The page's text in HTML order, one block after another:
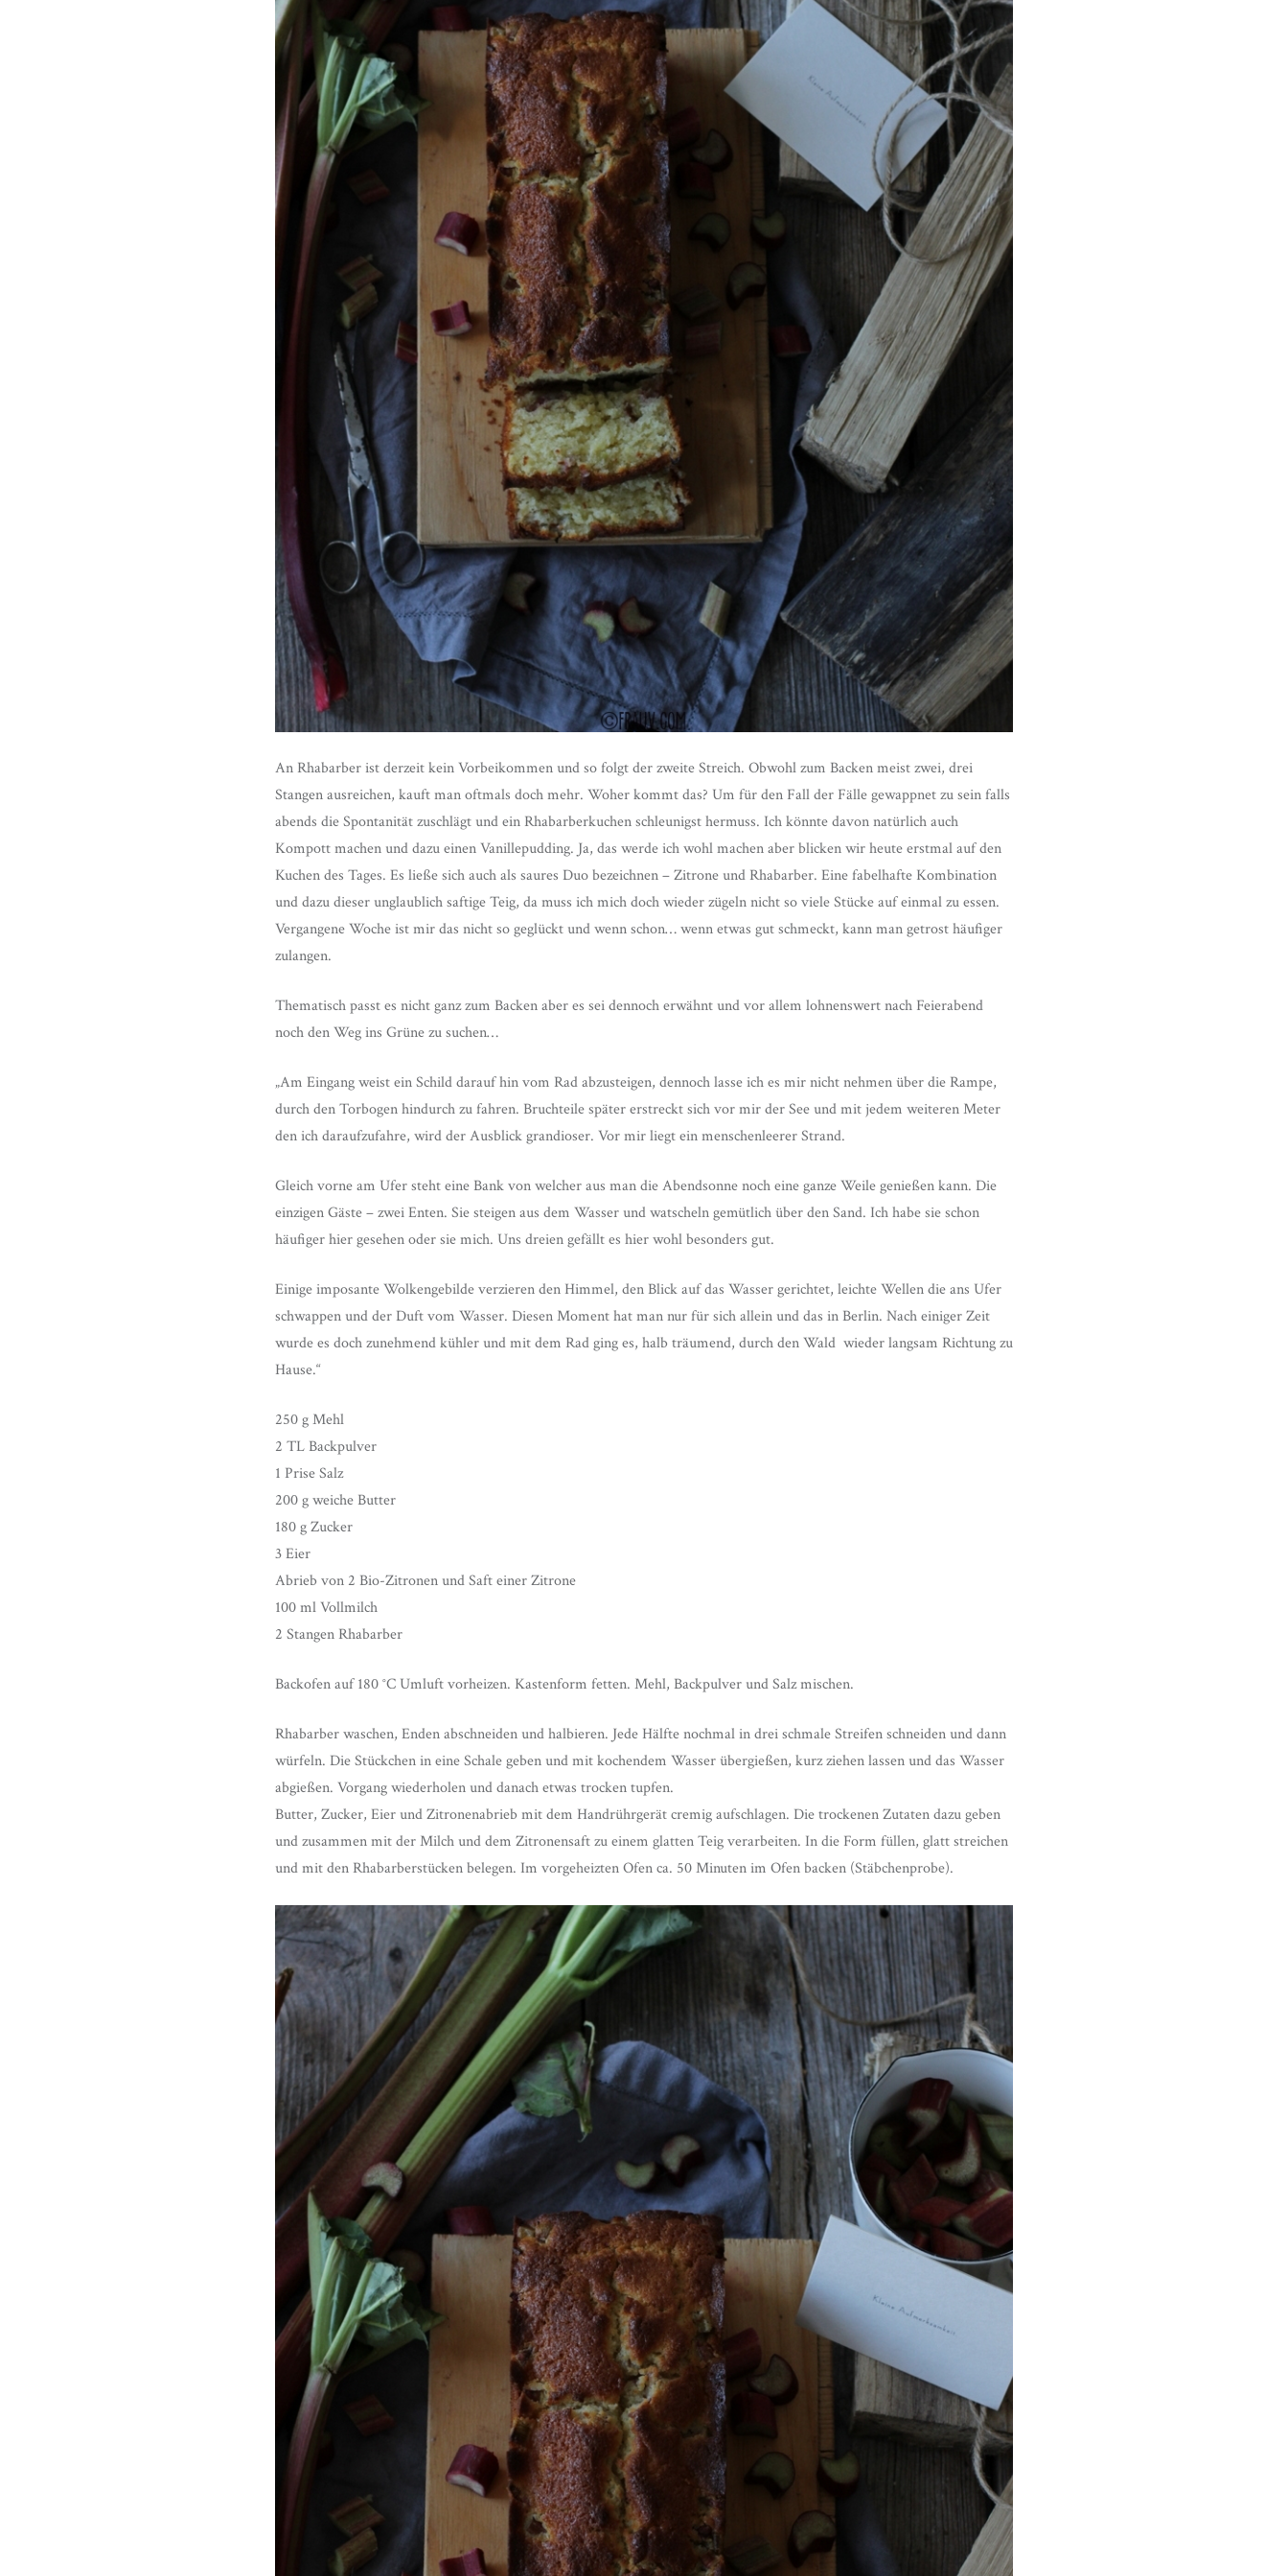
An Rhabarber ist derzeit kein Vorbeikommen und so folgt der zweite Streich. Obwohl zum Backen meist zwei, drei
Stangen ausreichen, kauft man oftmals doch mehr. Woher kommt das? Um für den Fall der Fälle gewappnet zu sein falls
abends die Spontanität zuschlägt und ein Rhabarberkuchen schleunigst hermuss. Ich könnte davon natürlich auch
Kompott machen und dazu einen Vanillepudding. Ja, das werde ich wohl machen aber blicken wir heute erstmal auf den
Kuchen des Tages. Es ließe sich auch als saures Duo bezeichnen – Zitrone und Rhabarber. Eine fabelhafte Kombination
und dazu dieser unglaublich saftige Teig, da muss ich mich doch wieder zügeln nicht so viele Stücke auf einmal zu essen.
Vergangene Woche ist mir das nicht so geglückt und wenn schon… wenn etwas gut schmeckt, kann man getrost häufiger
zulangen.
Thematisch passt es nicht ganz zum Backen aber es sei dennoch erwähnt und vor allem lohnenswert nach Feierabend
noch den Weg ins Grüne zu suchen…
„Am Eingang weist ein Schild darauf hin vom Rad abzusteigen, dennoch lasse ich es mir nicht nehmen über die Rampe,
durch den Torbogen hindurch zu fahren. Bruchteile später erstreckt sich vor mir der See und mit jedem weiteren Meter
den ich daraufzufahre, wird der Ausblick grandioser. Vor mir liegt ein menschenleerer Strand.
Gleich vorne am Ufer steht eine Bank von welcher aus man die Abendsonne noch eine ganze Weile genießen kann. Die
einzigen Gäste – zwei Enten. Sie steigen aus dem Wasser und watscheln gemütlich über den Sand. Ich habe sie schon
häufiger hier gesehen oder sie mich. Uns dreien gefällt es hier wohl besonders gut.
Einige imposante Wolkengebilde verzieren den Himmel, den Blick auf das Wasser gerichtet, leichte Wellen die ans Ufer
schwappen und der Duft vom Wasser. Diesen Moment hat man nur für sich allein und das in Berlin. Nach einiger Zeit
wurde es doch zunehmend kühler und mit dem Rad ging es, halb träumend, durch den Wald wieder langsam Richtung zu
Hause.“
250 g Mehl
2 TL Backpulver
1 Prise Salz
200 g weiche Butter
180 g Zucker
3 Eier
Abrieb von 2 Bio-Zitronen und Saft einer Zitrone
100 ml Vollmilch
2 Stangen Rhabarber
Backofen auf 180 °C Umluft vorheizen. Kastenform fetten. Mehl, Backpulver und Salz mischen.
Rhabarber waschen, Enden abschneiden und halbieren. Jede Hälfte nochmal in drei schmale Streifen schneiden und dann
würfeln. Die Stückchen in eine Schale geben und mit kochendem Wasser übergießen, kurz ziehen lassen und das Wasser
abgießen. Vorgang wiederholen und danach etwas trocken tupfen.
Butter, Zucker, Eier und Zitronenabrieb mit dem Handrührgerät cremig aufschlagen. Die trockenen Zutaten dazu geben
und zusammen mit der Milch und dem Zitronensaft zu einem glatten Teig verarbeiten. In die Form füllen, glatt streichen
und mit den Rhabarberstücken belegen. Im vorgeheizten Ofen ca. 50 Minuten im Ofen backen (Stäbchenprobe).